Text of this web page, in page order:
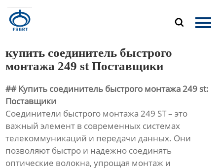

Главная
Новости
Контакты
купить соединитель быстрого
монтажа 249 st Поставщики
## Купить соединитель быстрого монтажа 249 st:
Поставщики
Соединители быстрого монтажа 249 ST – это
важный элемент в современных системах
телекоммуникаций и передачи данных. Они
позволяют быстро и надежно соединять
оптические волокна, упрощая монтаж и